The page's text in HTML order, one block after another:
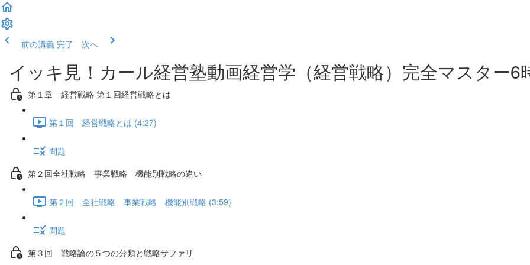
前の講義 完了 次へ
イッキ見！カール経営塾動画経営学（経営戦略）完全マスター6
第１章 経営戦略 第１回経営戦略とは
第１回 経営戦略とは (4:27)
問題
第２回全社戦略 事業戦略 機能別戦略の違い
第２回 全社戦略 事業戦略 機能別戦略 (3:59)
問題
第３回 戦略論の５つの分類と戦略サファリ